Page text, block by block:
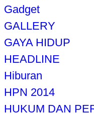
Gadget
GALLERY
GAYA HIDUP
HEADLINE
Hiburan
HPN 2014
HUKUM DAN